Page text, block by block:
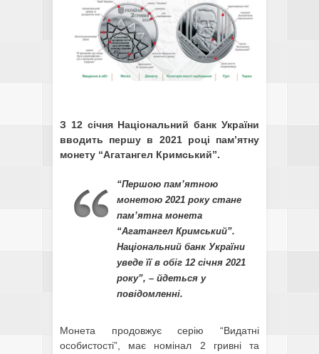
З 12 січня Національний банк України
вводить першу в 2021 році пам’ятну
монету “Агатангел Кримський”.
“Першою пам’ятною
монетою 2021 року стане
пам’ятна монета
“Агатангел Кримський”.
Національний банк України
уведе її в обіг 12 січня 2021
року”, – йдеться у
повідомленні.
Монета продовжує серію “Видатні
особистості”, має номінал 2 гривні та